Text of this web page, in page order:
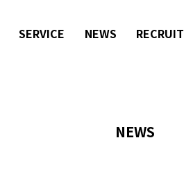
SERVICE NEWS RECRUIT
NEWS